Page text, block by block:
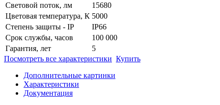
Световой поток, лм
15680
Цветовая температура, К 5000
Степень защиты - IP
IP66
Срок службы, часов
100 000
Гарантия, лет
5
Посмотреть все характеристики Купить
Дополнительные картинки
Характеристики
Документация